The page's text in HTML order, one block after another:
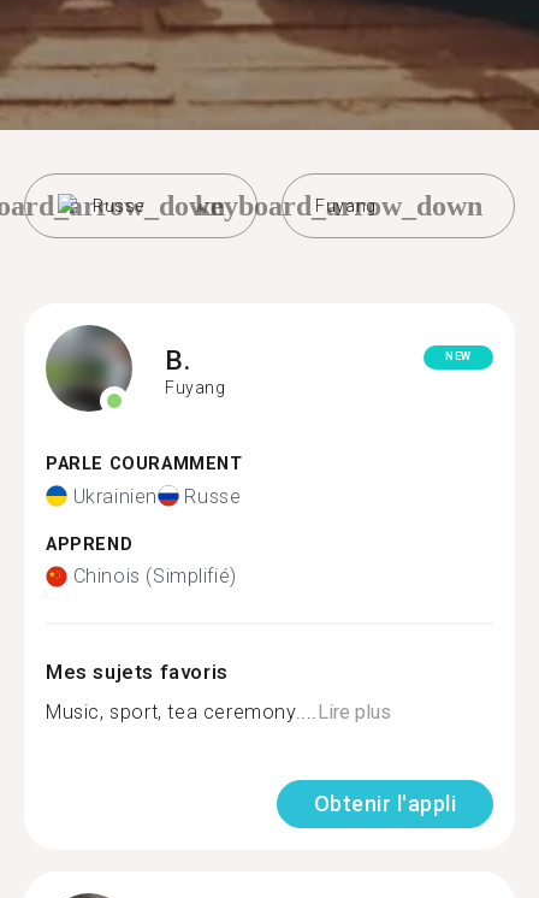
Russe Fuyang
keyboard_arrow_down
B.
Fuyang
NEW
PARLE COURAMMENT
Ukrainien Russe
APPREND
Chinois (Simplifié)
Mes sujets favoris
Music, sport, tea ceremony....Lire plus
Obtenir l'appli